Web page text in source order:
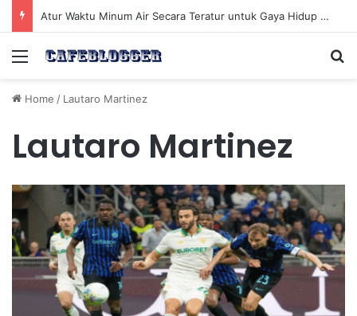
Atur Waktu Minum Air Secara Teratur untuk Gaya Hidup Sehat Sepanjang Hari
Menu
Home / Lautaro Martinez
Lautaro Martinez